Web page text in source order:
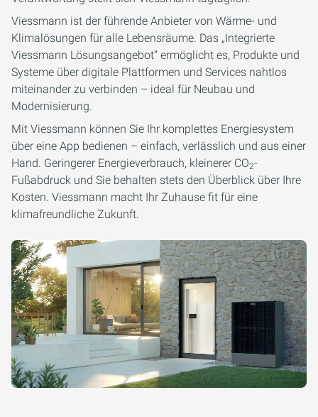
Viessmann ist der führende Anbieter von Wärme- und
Klimalösungen für alle Lebensräume. Das „Integrierte
Viessmann Lösungsangebot” ermöglicht es, Produkte und
Systeme über digitale Plattformen und Services nahtlos
miteinander zu verbinden – ideal für Neubau und
Modernisierung.
Mit Viessmann können Sie Ihr komplettes Energiesystem
über eine App bedienen – einfach, verlässlich und aus einer
Hand. Geringerer Energieverbrauch, kleinerer CO2-
Fußabdruck und Sie behalten stets den Überblick über Ihre
Kosten. Viessmann macht Ihr Zuhause fit für eine
klimafreundliche Zukunft.